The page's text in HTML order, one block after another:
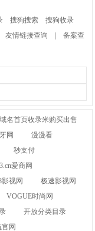
搜狗搜索
搜狗收录
友情链接查询 |备案查
名首页收录米购买出售
网
漫漫看
秒支付
爱商网
影视网
极速影视网
VOGUE时尚网
开放分类目录
网